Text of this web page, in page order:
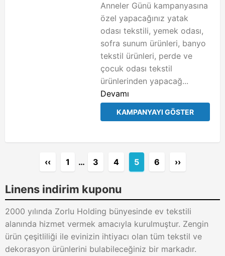
Anneler Günü kampanyasına
özel yapacağınız yatak
odası tekstili, yemek odası,
sofra sunum ürünleri, banyo
tekstil ürünleri, perde ve
çocuk odası tekstil
ürünlerinden yapacağ...
Devamı
KAMPANYAYI GÖSTER
‹‹ 1 … 3 4 5 6 ››
Linens indirim kuponu
2000 yılında Zorlu Holding bünyesinde ev tekstili
alanında hizmet vermek amacıyla kurulmuştur. Zengin
ürün çeşitliliği ile evinizin ihtiyacı olan tüm tekstil ve
dekorasyon ürünlerini bulabileceğiniz bir markadır.